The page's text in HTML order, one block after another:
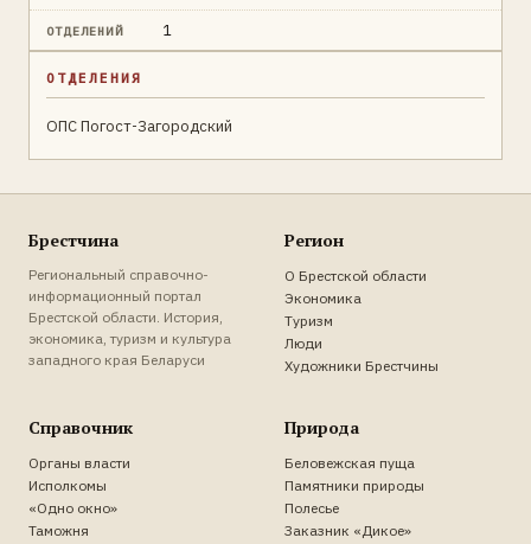
ОТДЕЛЕНИЙ 1
ОТДЕЛЕНИЯ
ОПС Погост-Загородский
Брестчина
Региональный справочно-
информационный портал
Брестской области. История,
экономика, туризм и культура
западного края Беларуси
Регион
О Брестской области
Экономика
Туризм
Люди
Художники Брестчины
Справочник
Органы власти
Исполкомы
«Одно окно»
Таможня
Природа
Беловежская пуща
Памятники природы
Полесье
Заказник «Дикое»